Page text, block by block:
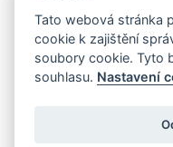
Copyright © 2013 -
Tato webová stránka
cookie k zajištění
soubory cookie. Tyto
souhlasu. Nastavení